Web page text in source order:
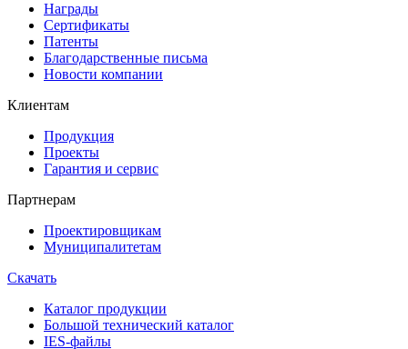
Награды
Сертификаты
Патенты
Благодарственные письма
Новости компании
Клиентам
Продукция
Проекты
Гарантия и сервис
Партнерам
Проектировщикам
Муниципалитетам
Скачать
Каталог продукции
Большой технический каталог
IES-файлы